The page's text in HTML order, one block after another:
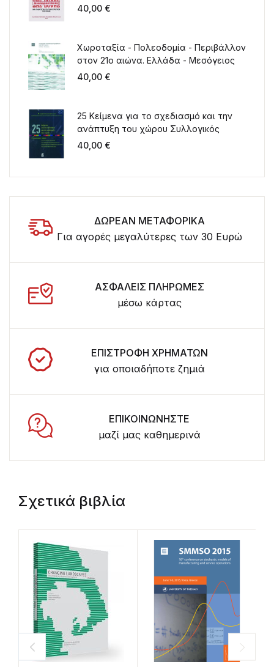
πόλης
40,00 €
Χωροταξία - Πολεοδομία - Περιβάλλον
στον 21ο αιώνα. Ελλάδα - Μεσόγειος
40,00 €
25 Κείμενα για το σχεδιασμό και την
ανάπτυξη του χώρου Συλλογικός
τόμος για τα 20 χρόνια λειτουργίας
40,00 €
ΔΩΡΕΑΝ ΜΕΤΑΦΟΡΙΚΑ
Για αγορές μεγαλύτερες των 30 Ευρώ
ΑΣΦΑΛΕΙΣ ΠΛΗΡΩΜΕΣ
μέσω κάρτας
ΕΠΙΣΤΡΟΦΗ ΧΡΗΜΑΤΩΝ
για οποιαδήποτε ζημιά
ΕΠΙΚΟΙΝΩΝΗΣΤΕ
μαζί μας καθημερινά
Σχετικά βιβλία